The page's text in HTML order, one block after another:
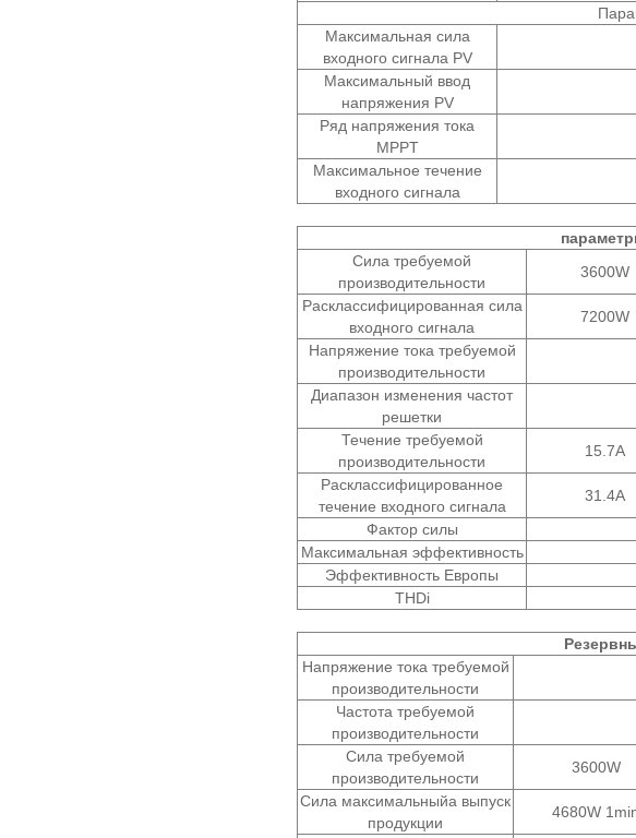
Максимальная сила
входного сигнала PV
Максимальный ввод
напряжения PV
Ряд напряжения тока
MPPT
Максимальное течение
входного сигнала
Сила требуемой
производительности
3600W
Расклассифицированная сила
входного сигнала
7200W
Напряжение тока требуемой
производительности
Диапазон изменения частот
решетки
Течение требуемой
производительности
15.7A
Расклассифицированное
течение входного сигнала
31.4A
Фактор силы
Максимальная эффективность
Эффективность Европы
THDi
Напряжение тока требуемой
производительности
Частота требуемой
производительности
Сила требуемой
производительности
3600W
Сила максимальныйа выпуск
продукции
4680W